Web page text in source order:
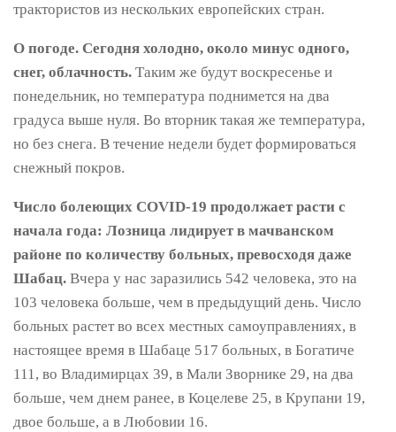
трактористов из нескольких европейских стран.
О погоде. Сегодня холодно, около минус одного,
снег, облачность. Таким же будут воскресенье и
понедельник, но температура поднимется на два
градуса выше нуля. Во вторник такая же температура,
но без снега. В течение недели будет формироваться
снежный покров.
Число болеющих COVID-19 продолжает расти с
начала года: Лозница лидирует в мачванском
районе по количеству больных, превосходя даже
Шабац. Вчера у нас заразились 542 человека, это на
103 человека больше, чем в предыдущий день. Число
больных растет во всех местных самоуправлениях, в
настоящее время в Шабаце 517 больных, в Богатиче
111, во Владимирцах 39, в Мали Зворнике 29, на два
больше, чем днем ​​ранее, в Коцелеве 25, в Крупани 19,
двое больше, а в Любовии 16.